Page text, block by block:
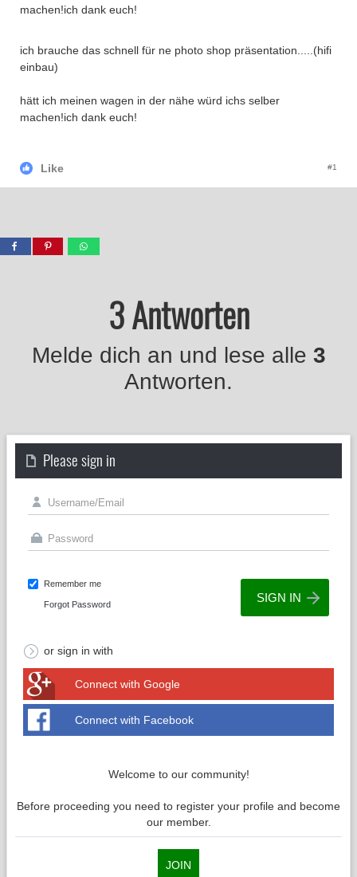
machen!ich dank euch!
ich brauche das schnell für ne photo shop präsentation.....(hifi
einbau)
hätt ich meinen wagen in der nähe würd ichs selber
machen!ich dank euch!
Like #1
3 Antworten
Melde dich an und lese alle 3
Antworten.
Please sign in
Remember me
Forgot Password
or sign in with
Connect with Google
Connect with Facebook
Welcome to our community!
Before proceeding you need to register your profile and become
our member.
JOIN